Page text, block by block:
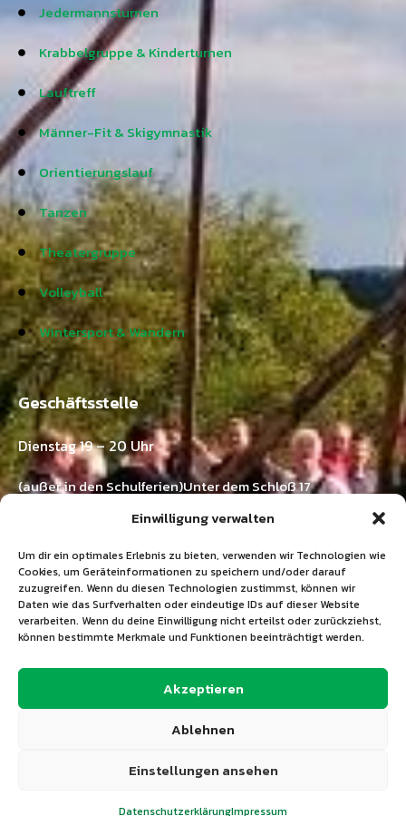
Einwilligung verwalten
Um dir ein optimales Erlebnis zu bieten, verwenden wir Technologien wie
Cookies, um Geräteinformationen zu speichern und/oder darauf
zuzugreifen. Wenn du diesen Technologien zustimmst, können wir
Daten wie das Surfverhalten oder eindeutige IDs auf dieser Website
verarbeiten. Wenn du deine Einwilligung nicht erteilst oder zurückziehst,
können bestimmte Merkmale und Funktionen beeinträchtigt werden.
Akzeptieren
Ablehnen
Einstellungen ansehen
DatenschutzerklärungImpressum
Jedermannsturnen
Krabbelgruppe & Kinderturnen
Lauftreff
Männer-Fit & Skigymnastik
Orientierungslauf
Tanzen
Theatergruppe
Volleyball
Wintersport & Wandern
Geschäftsstelle
Dienstag 19 – 20 Uhr
(außer in den Schulferien)Unter dem Schloß 17
Kontakt:
Ramona Emer
Tel.: 07175 / 211 03 33
E-Mail:info@tgv-horn.de
vorbehalten.